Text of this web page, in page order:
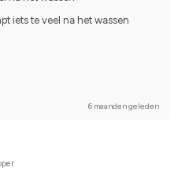
iets te veel na het wassen
6 maanden geleden